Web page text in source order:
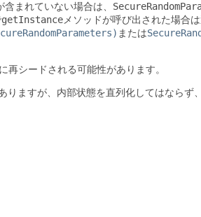
まれていない場合は、
getInstance メソッドが呼び出された場合
または
シードされる可能性があります。
ますが、内部状態を直列化してはならず